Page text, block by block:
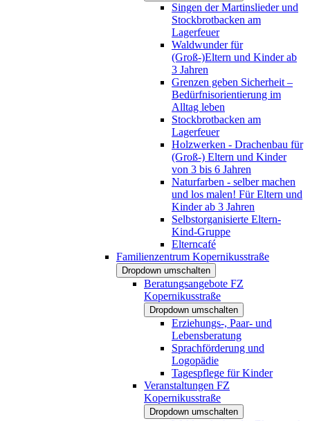
Singen der Martinslieder und
Stockbrotbacken am
Lagerfeuer
Waldwunder für
(Groß-)Eltern und Kinder ab
3 Jahren
Grenzen geben Sicherheit –
Bedürfnisorientierung im
Alltag leben
Stockbrotbacken am
Lagerfeuer
Holzwerken - Drachenbau für
(Groß-) Eltern und Kinder
von 3 bis 6 Jahren
Naturfarben - selber machen
und los malen! Für Eltern und
Kinder ab 3 Jahren
Selbstorganisierte Eltern-
Kind-Gruppe
Elterncafé
Familienzentrum Kopernikusstraße
Dropdown umschalten
Beratungsangebote FZ
Kopernikusstraße
Dropdown umschalten
Erziehungs-, Paar- und
Lebensberatung
Sprachförderung und
Logopädie
Tagespflege für Kinder
Veranstaltungen FZ
Kopernikusstraße
Dropdown umschalten